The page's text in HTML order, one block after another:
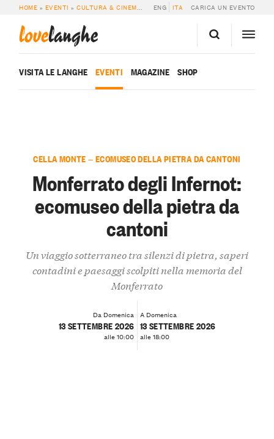
HOME » EVENTI »CULTURA & CINEMA » MONFERRATO DEGLI INFERNOT:
ENG ITA CARICA UN EVENTO
lovelanghe
VISITA LE LANGHE EVENTI MAGAZINE SHOP
CELLA MONTE — ECOMUSEO DELLA PIETRA DA CANTONI
Monferrato degli Infernot:
ecomuseo della pietra da
cantoni
Un viaggio sotterraneo tra silenzi di pietra, saperi
contadini e paesaggi scolpiti nella memoria del
Monferrato
Da Domenica
13 SETTEMBRE 2026
alle 10:00
A Domenica
13 SETTEMBRE 2026
alle 18:00